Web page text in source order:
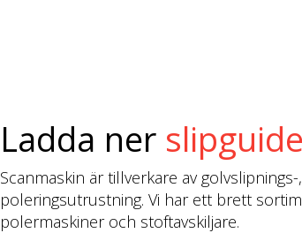
Ladda ner
Scanmaskin är tillverkare av
poleringsutrustning. Vi har ett brett
polermaskiner och stoftavskiljare.